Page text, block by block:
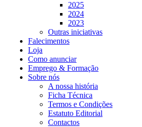
2025
2024
2023
Outras iniciativas
Falecimentos
Loja
Como anunciar
Emprego & Formação
Sobre nós
A nossa história
Ficha Técnica
Termos e Condições
Estatuto Editorial
Contactos